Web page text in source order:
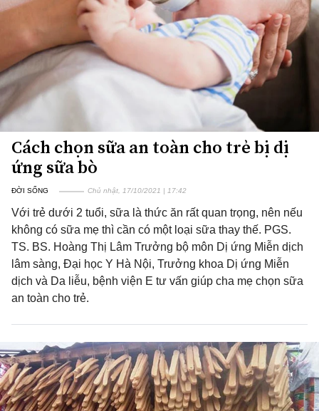
Cách chọn sữa an toàn cho trẻ bị dị
ứng sữa bò
ĐỜI SỐNG Chủ nhật, 17/10/2021 | 17:42
Với trẻ dưới 2 tuổi, sữa là thức ăn rất quan trọng, nên nếu
không có sữa mẹ thì cần có một loại sữa thay thế. PGS.
TS. BS. Hoàng Thị Lâm Trưởng bộ môn Dị ứng Miễn dịch
lâm sàng, Đại học Y Hà Nội, Trưởng khoa Dị ứng Miễn
dịch và Da liễu, bệnh viện E tư vấn giúp cha mẹ chọn sữa
an toàn cho trẻ.